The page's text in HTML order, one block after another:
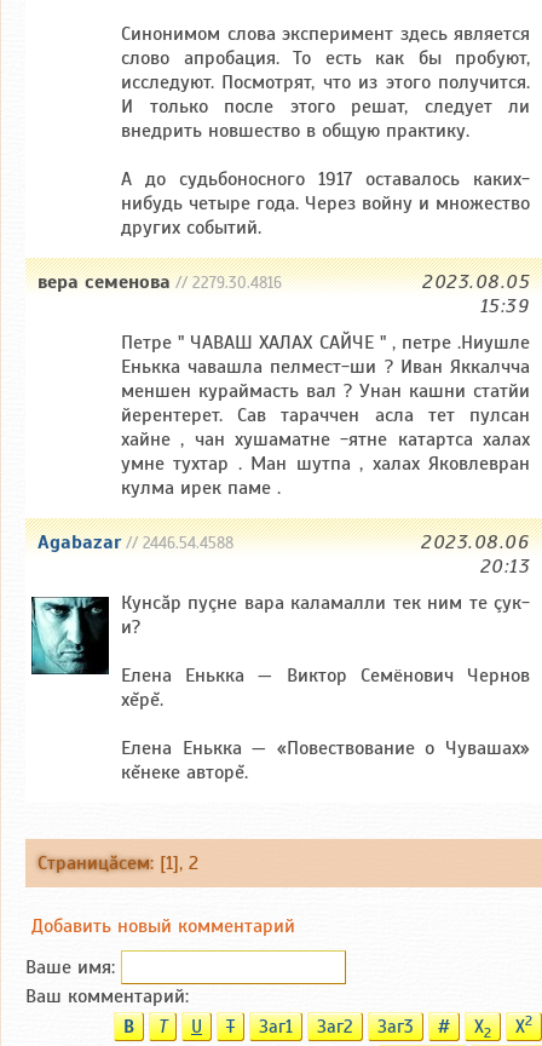
Синонимом слова эксперимент здесь является
слово апробация. То есть как бы пробуют,
исследуют. Посмотрят, что из этого получится.
И только после этого решат, следует ли
внедрить новшество в общую практику.
А до судьбоносного 1917 оставалось каких-
нибудь четыре года. Через войну и множество
других событий.
вера семенова// 2279.30.4816
2023.08.05
15:39
Петре " ЧАВАШ ХАЛАХ САЙЧЕ " , петре .Ниушле
Енькка чавашла пелмест-ши ? Иван Яккалчча
меншен кураймасть вал ? Унан кашни статйи
йерентерет. Сав тараччен асла тет пулсан
хайне , чан хушаматне -ятне катартса халах
умне тухтар . Ман шутпа , халах Яковлевран
кулма ирек паме .
Agabazar// 2446.54.4588
2023.08.06
20:13
Кунсăр пуçне вара каламалли тек ним те çук-
и?
Елена Енькка — Виктор Семёнович Чернов
хĕрĕ.
Елена Енькка — «Повествование о Чувашах»
кĕнеке авторĕ.
Страницăсем: [1], 2
Добавить новый комментарий
Ваше имя:
Ваш комментарий:
B T U T Заг1 Заг2 Заг3 # X2 X2